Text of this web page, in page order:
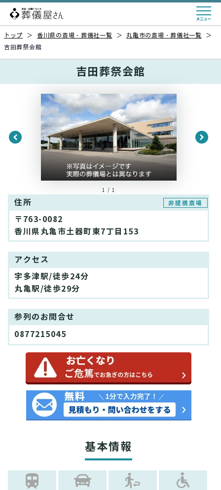
トップ ＞ 香川県の斎場・葬儀社一覧 ＞ 丸亀市の斎場・葬儀社一覧
＞
吉田葬祭会館
吉田葬祭会館
1 / 1
住所 非提携斎場
〒763-0082
香川県丸亀市土器町東7丁目153
アクセス
宇多津駅/徒歩24分
丸亀駅/徒歩29分
参列のお問合せ
0877215045
基本情報